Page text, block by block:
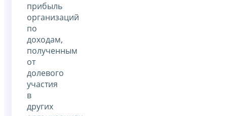
прибыль
организаций
по
доходам,
полученным
от
долевого
участия
в
других